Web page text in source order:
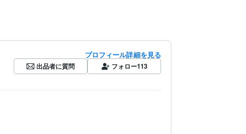
プロフィール詳細を見る
出品者に質問 フォロー113